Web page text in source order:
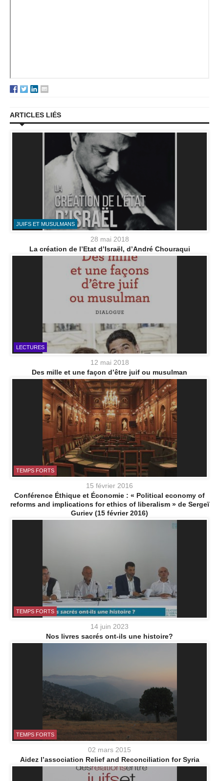
ARTICLES LIÉS
JUIFS ET MUSULMANS
28 mai 2018
La création de l’Etat d’Israël, d’André Chouraqui
LECTURES
12 mai 2018
Des mille et une façon d’être juif ou musulman
TEMPS FORTS
15 février 2016
Conférence Éthique et Économie : « Political economy of
reforms and implications for ethics of liberalism » de Sergeï
Guriev (15 février 2016)
TEMPS FORTS
14 juin 2023
Nos livres sacrés ont-ils une histoire?
TEMPS FORTS
02 mars 2015
Aidez l’association Relief and Reconciliation for Syria